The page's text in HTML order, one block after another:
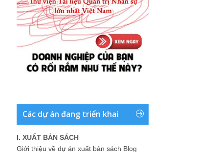
Các dự án đang triển khai
I. XUẤT BẢN SÁCH
Giới thiệu về dự án xuất bản sách Blog